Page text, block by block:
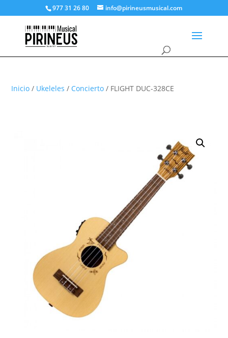
977 31 26 80 info@pirineusmusical.com
Inicio / Ukeleles / Concierto / FLIGHT DUC-328CE